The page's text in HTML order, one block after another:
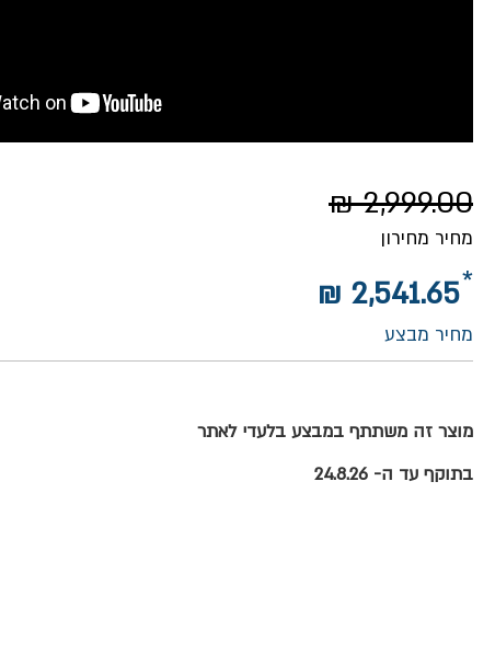
מחיר מבצע
2,541.65 ₪
מחיר מחירון
2,999.00 ₪
מוצר זה משתתף במבצע בלעדי לאתר
בתוקף עד ה- 24.8.26